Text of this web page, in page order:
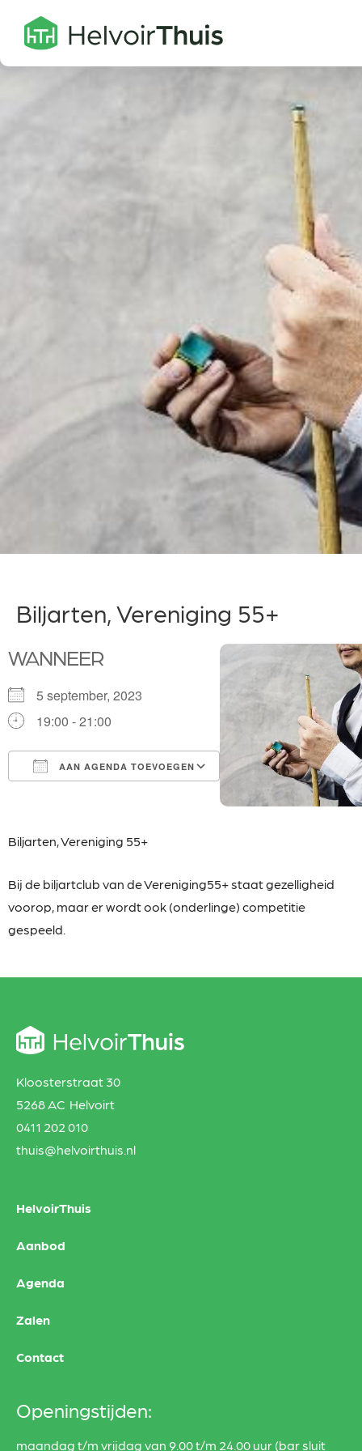
Biljarten, Vereniging 55+
WANNEER
5 september, 2023
19:00 - 21:00
AAN AGENDA TOEVOEGEN
Outlook Live
Biljarten,Vereniging 55+
Bij de biljartclub van de Vereniging55+ staat gezelligheid
voorop, maar er wordt ook (onderlinge) competitie
gespeeld.
Kloosterstraat 30
5268 AC Helvoirt
0411 202 010
thuis@helvoirthuis.nl
HelvoirThuis
Aanbod
Agenda
Zalen
Contact
Openingstijden:
maandag t/m vrijdag van 9.00 t/m 24.00 uur (bar sluit